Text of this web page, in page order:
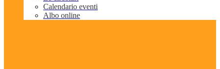
Calendario eventi
Albo online